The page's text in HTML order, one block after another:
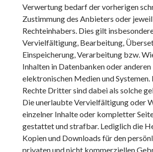
Verwertung bedarf der vorherigen
Zustimmung des Anbieters oder
Rechteinhabers. Dies gilt
Vervielfältigung, Bearbeitung,
Einspeicherung, Verarbeitung bzw.
Inhalten in Datenbanken oder anderen
elektronischen Medien und Systemen.
Rechte Dritter sind dabei als solche
Die unerlaubte Vervielfältigung oder
einzelner Inhalte oder kompletter
gestattet und strafbar. Lediglich die
Kopien und Downloads für den
privaten und nicht kommerziellen